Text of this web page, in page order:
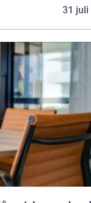
31 juli